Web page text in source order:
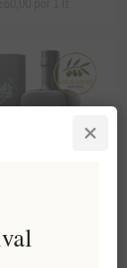
virgen extra